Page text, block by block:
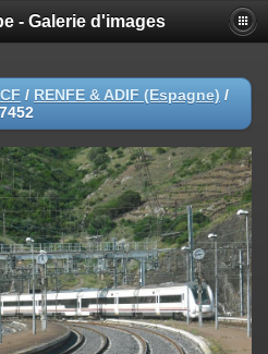
- Galerie d'images
/ RENFE & ADIF (Espagne) /